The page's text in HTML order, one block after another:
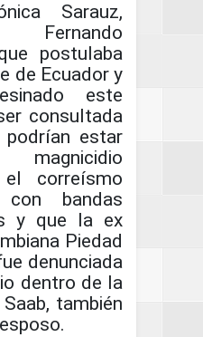
Sarauz,
postulaba
de Ecuador y
este
consultada
podrían estar
correísmo
bandas
y que la ex
Piedad
denunciada
dentro de la
también